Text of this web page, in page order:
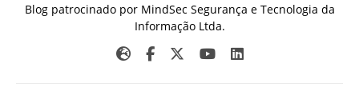
Blog patrocinado por MindSec Segurança e Tecnologia da
Informação Ltda.